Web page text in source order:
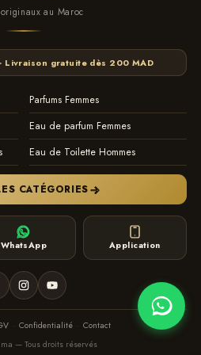
au Maroc
Livraison gratuite dès 200 MAD
Parfums Femmes
Eau de parfum Femmes
Eau de Toilette Hommes
CATÉGORIES
WhatsApp Application
· Confidentialité · Contact
— Tous droits réservés